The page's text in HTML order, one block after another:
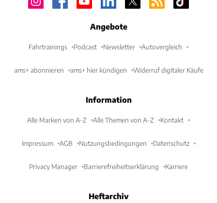
Angebote
Fahrtrainings Podcast Newsletter Autovergleich
ams+ abonnieren ams+ hier kündigen Widerruf digitaler Käufe
Information
Alle Marken von A-Z Alle Themen von A-Z Kontakt
Impressum AGB Nutzungsbedingungen Datenschutz
Privacy Manager Barrierefreiheitserklärung Karriere
Heftarchiv